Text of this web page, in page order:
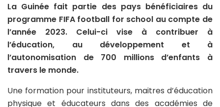
La Guinée fait partie des pays bénéficiaires du
programme FIFA football for school au compte de
l’année 2023. Celui-ci vise à contribuer à
l’éducation, au développement et à
l’autonomisation de 700 millions d’enfants à
travers le monde.
Une formation pour instituteurs, maitres d’éducation
physique et éducateurs dans des académies de